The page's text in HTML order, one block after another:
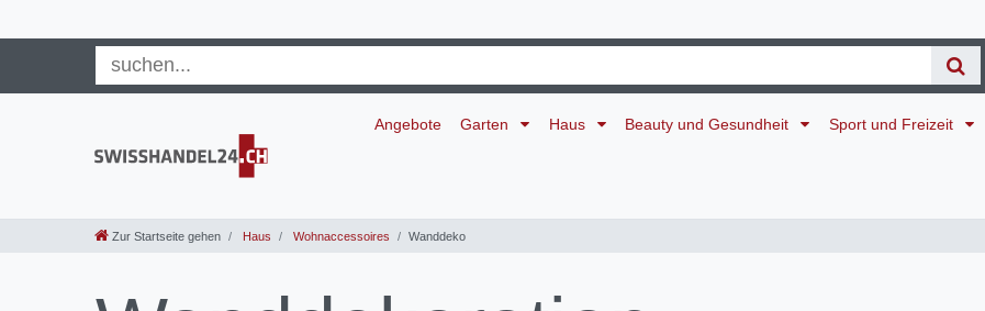
Angebote Garten Haus Beauty und Gesundheit Sport und Freizeit
Zur Startseite gehen Haus Wohnaccessoires Wanddeko